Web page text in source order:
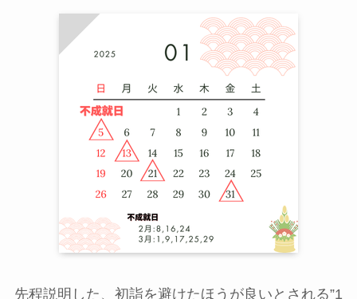
先程説明した、初詣を避けたほうが良いとされる”1